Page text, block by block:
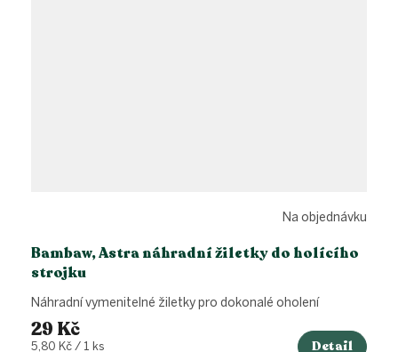
Bambaw, Astra náhradní žiletky do holícího
strojku
Na objednávku
29 Kč
Měrná
5,80 Kč / 1 ks Detail
Náhradní vymenitelné žiletky pro dokonalé oholení